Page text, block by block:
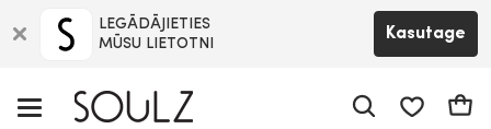
LEGĀDĀJIETIES
MŪSU LIETOTNI
Kasutage